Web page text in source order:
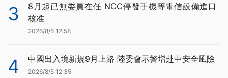
3
8月起已無委員在任 NCC停發手機等電信設備進口
核准
2026/8/6 12:58
4 中國出入境新規9月上路 陸委會示警增赴中安全風險
2026/8/5 12:35